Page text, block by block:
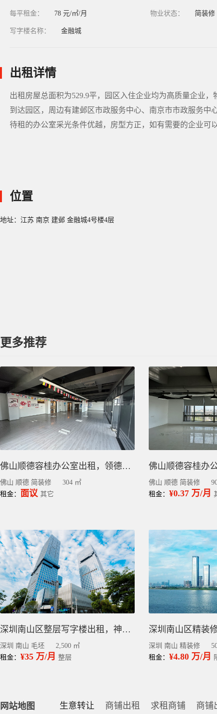
每平租金： 78 元/㎡/月 物业状态： 简装修
写字楼名称： 金融城
出租详情
出租房屋总面积为529.9平，园区入住企业均为高质量企业
到达园区，周边有建邺区市政服务中心、南京市市政服务中
待租的办公室采光条件优越，房型方正，如有需要的企业可
位置
地址：江苏 南京 建邺 金融城4号楼4层
更多推荐
佛山顺德容桂办公室出租，领德国际300平
佛山 顺德 简装修
304 ㎡
租金： 面议 其它
佛山 顺德 简装修
租金： ¥0.37 万/月
深圳南山区整层写字楼出租，神州数码大厦，2500平，精装毛坯都有
深圳 南山 毛坯
2,500 ㎡
租金： ¥35 万/月 整层
深圳 南山 精装修
租金： ¥4.80 万/月
网站地图 生意转让 商铺出租 求租商铺 商铺